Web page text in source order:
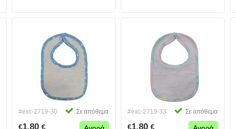
#exc-2719-30 Σε απόθεμα
€1.80 €
#exc-2719-33 Σε απόθεμα
€1.80 €